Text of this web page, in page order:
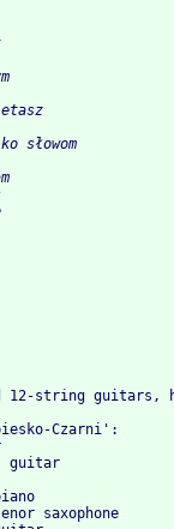
słowom
12-string guitars,
Czarni':
guitar
saxophone